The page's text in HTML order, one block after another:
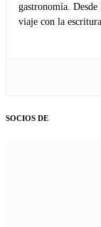
gastronomía.
viaje con la
SOCIOS DE